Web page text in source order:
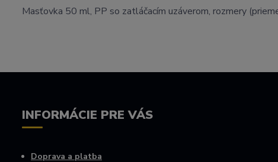
Masťovka 50 ml, PP so zatláčacím uzáverom, rozmery
INFORMÁCIE PRE VÁS
Doprava a platba